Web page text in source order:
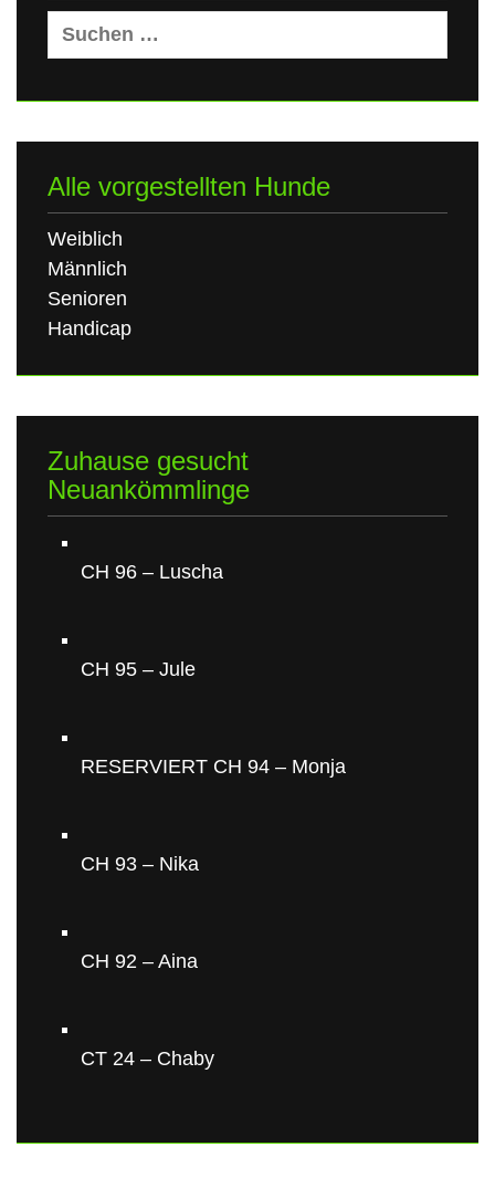
Suchen
nach:
Alle vorgestellten Hunde
Weiblich
Männlich
Senioren
Handicap
Zuhause gesucht
Neuankömmlinge
CH 96 – Luscha
CH 95 – Jule
RESERVIERT CH 94 – Monja
CH 93 – Nika
CH 92 – Aina
CT 24 – Chaby